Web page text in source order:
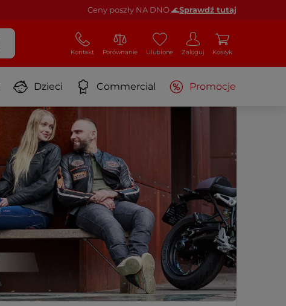
Ceny poszły NA DNO 🌊Sprawdź tutaj
Kontakt Porównanie Ulubione Zaloguj Koszyk
Dzieci Commercial Promocje